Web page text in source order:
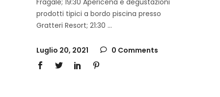
Fragale; 19:30 Apericena e degustazioni
prodotti tipici a bordo piscina presso
Gratteri Resort; 21:30
Luglio 20, 2021 0 Comments